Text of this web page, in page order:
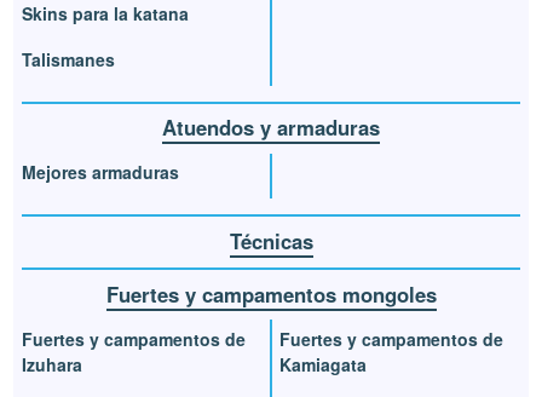
Skins para la katana
Talismanes
Atuendos y armaduras
Mejores armaduras
Técnicas
Fuertes y campamentos mongoles
Fuertes y campamentos de
Izuhara
Fuertes y campamentos de
Kamiagata